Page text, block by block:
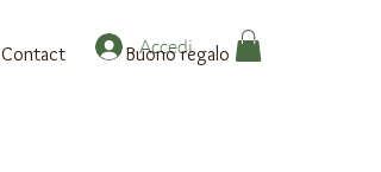
Accedi
Contact Buono regalo